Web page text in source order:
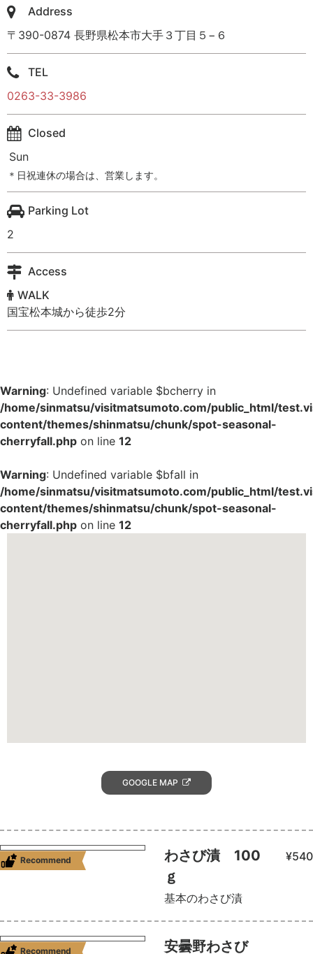
Address
〒390-0874 長野県松本市大手３丁目５−６
TEL
0263-33-3986
Closed
Sun
＊日祝連休の場合は、営業します。
Parking Lot
2
Access
WALK
国宝松本城から徒歩2分
Warning: Undefined variable $bcherry in
/home/sinmatsu/visitmatsumoto.com/public_html/
content/themes/shinmatsu/chunk/spot-seasonal-
cherryfall.php on line 12
Warning: Undefined variable $bfall in
/home/sinmatsu/visitmatsumoto.com/public_html/
content/themes/shinmatsu/chunk/spot-seasonal-
cherryfall.php on line 12
GOOGLE MAP
Recommend
わさび漬 100
ｇ
¥540
基本のわさび漬
Recommend 安曇野わさび